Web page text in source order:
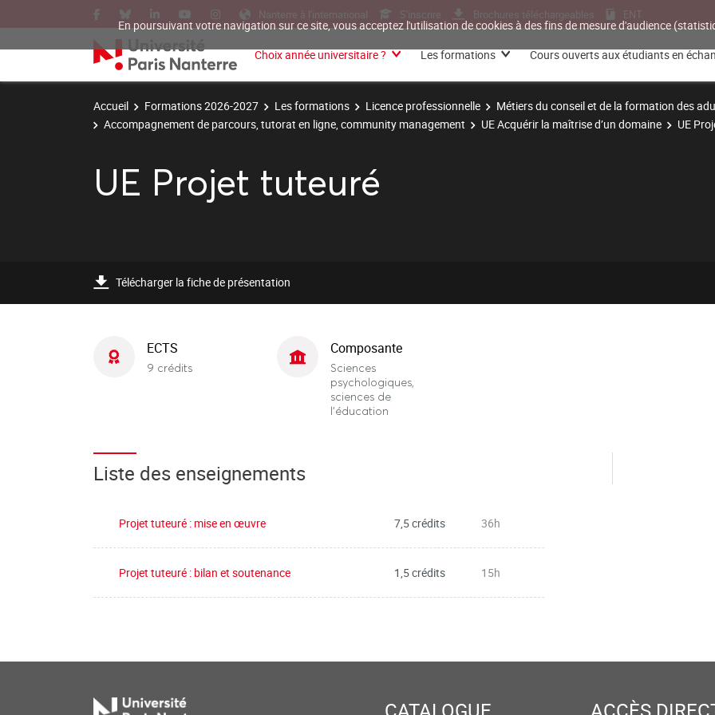
En poursuivant votre navigation sur ce site, vous acceptez l'utilisation de cookies à des fins de mesure d'audience
Nanterre à l'international S'inscrire Brochures téléchargeables ENT
Choix année universitaire ? Les formations Cours ouverts aux étudiants en
Accueil Formations 2026-2027 Les formations Licence professionnelle
Métiers du conseil et de la formation des
Accompagnement de parcours, tutorat en ligne, community management
UE Acquérir la maîtrise d’un domaine UE
UE Projet tuteuré
Télécharger la fiche de présentation
ECTS
9 crédits
Composante
Sciences
psychologiques,
sciences de
l'éducation
Liste des enseignements
Projet tuteuré : mise en œuvre 7,5 crédits 36h
Projet tuteuré : bilan et soutenance 1,5 crédits 15h